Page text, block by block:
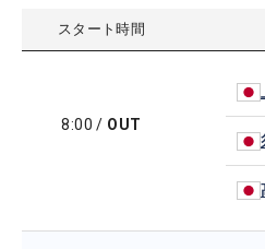
スタート時間
8:00 / OUT